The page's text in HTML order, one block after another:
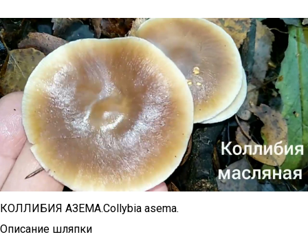
КОЛЛИБИЯ АЗЕМА.Collybia asema.
Описание шляпки